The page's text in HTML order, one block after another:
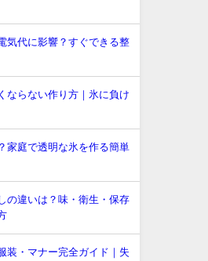
気代に影響？すぐできる整
ならない作り方｜氷に負け
家庭で透明な氷を作る簡単
の違いは？味・衛生・保存
装・マナー完全ガイド｜失